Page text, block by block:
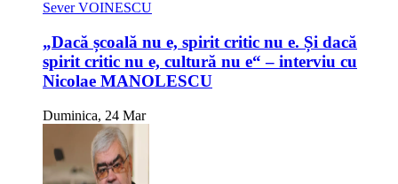
Sever VOINESCU
„Dacă școală nu e, spirit critic nu e. Și dacă
spirit critic nu e, cultură nu e“ – interviu cu
Nicolae MANOLESCU
Duminica, 24 Mar